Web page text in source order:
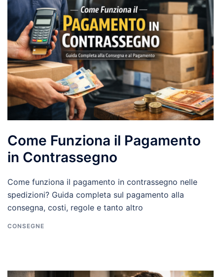
Come Funziona il Pagamento
in Contrassegno
Come funziona il pagamento in contrassegno nelle
spedizioni? Guida completa sul pagamento alla
consegna, costi, regole e tanto altro
CONSEGNE